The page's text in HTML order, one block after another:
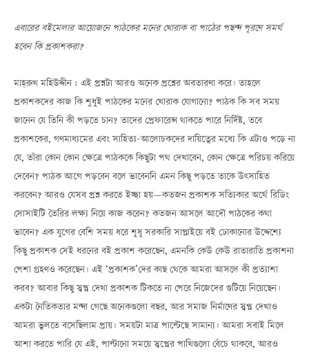
এবারের বইমেলার আয়োজনে পাঠকের মনের খোরাক বা পাঠের পছন্দ পূরণে সমর্থ
হবেন কি প্রকাশকরা?
মাহ্‌রুখ মহিউদ্দীন : এই প্রশ্নটা আরও অনেক প্রশ্নের অবতারণা করে। তাহলে
প্রকাশকদের কাজ কি শুধুই পাঠকের মনের খোরাক যোগানো? পাঠক কি সব সময়
জানেন যে তিনি কী পড়তে চান? তাদের প্রেফারেন্স থাকতে পারে নির্দিষ্ট, তবে
প্রকাশকের, গণমাধ্যমের এবং সাহিত্য-আলোচকদের দায়িত্বের মধ্যে কি এটাও পড়ে না
যে, তাঁরা কোন কোন ক্ষেত্রে পাঠককে কিছুটা পথ দেখাবেন, কোন ক্ষেত্রে পরিচয় করিয়ে
দেবেন? পাঠক আগে পড়বেন বলে ভাবেননি এমন কিছু পড়তে তাকে উৎসাহিত
করবেন? আরও যেসব প্রশ্ন করতে ইচ্ছা হয়Ñকতজন প্রকাশক সত্যিকার অর্থে রিডিং
সোসাইটি তৈরির লক্ষ্য নিয়ে কাজ করেন? কতজন আসলে আদৌ পাঠকের কথা
ভাবেন? এক যুগের বেশি সময় ধরে শুধু সরকারি সাপ্লাইয়ে বই ঢোকানোর উদ্দেশ্যে
কিছু প্রকাশক সেই ধরনের বই প্রকাশ করেছেন, এমনকি কেউ কেউ রাতারাতি প্রকাশনা
পেশা গ্রহণও করেছেন। এই ‘প্রকাশক’দের কাছ থেকে আমরা আসলে কী প্রত্যাশা
করব? আবার কিছু স্বপ্ন দেখা প্রকাশক টিকতে না পেরে নিজেদের গুটিয়ে নিয়েছেন।
একটা নৈতিকতার মন্দা গেছে অনেকগুলো বছর, আর সমাজ নির্মাণের স্বপ্ন দেখাও
আমরা ভুলতে বসেছিলাম প্রায়। সময়টা মাত্র পাল্টেছে সামান্য। আমরা সবাই মিলে
আশা করতে পারি যে এই, পাল্টানো সময়ে স্বপ্নের পাখিগুলো বেঁচে থাকবে, আরও